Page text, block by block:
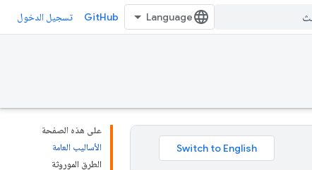
GitHub تسجيل الدخول
على هذه الصفحة
الأساليب العامة
الطرق الموروثة